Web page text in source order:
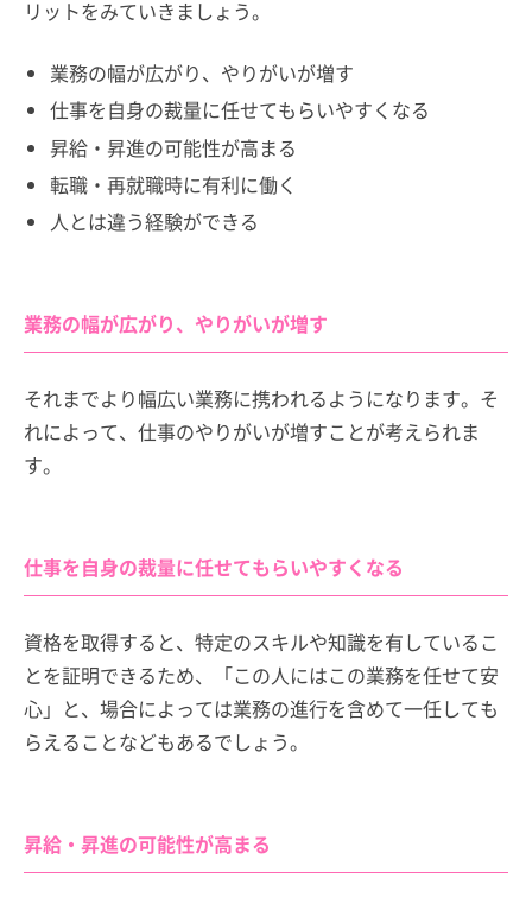
リットをみていきましょう。
業務の幅が広がり、やりがいが増す
仕事を自身の裁量に任せてもらいやすくなる
昇給・昇進の可能性が高まる
転職・再就職時に有利に働く
人とは違う経験ができる
業務の幅が広がり、やりがいが増す
それまでより幅広い業務に携われるようになります。そ
れによって、仕事のやりがいが増すことが考えられま
す。
仕事を自身の裁量に任せてもらいやすくなる
資格を取得すると、特定のスキルや知識を有しているこ
とを証明できるため、「この人にはこの業務を任せて安
心」と、場合によっては業務の進行を含めて一任しても
らえることなどもあるでしょう。
昇給・昇進の可能性が高まる